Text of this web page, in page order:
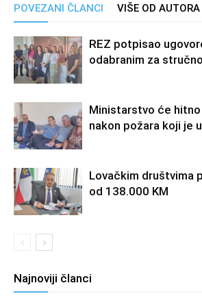
POVEZANI ČLANCI VIŠE OD AUTORA
REZ potpisao
odabranim za
Ministarstvo će
nakon požara koji je
Lovačkim društvima
od 138.000 KM
Najnoviji članci